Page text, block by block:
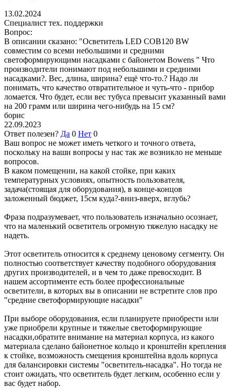
13.02.2024
Специалист тех. поддержки
Вопрос:
В описании сказано: "Осветитель LED COB120 BW
совместим со всеми небольшими и средними
светоформирующими насадками с байонетом Bowens " Что
производители понимают под небольшими и средними
насадками?. Вес, длина, ширина? ещё что-то.? Надо ли
понимать, что качество отвратительное и чуть-что - прибор
ломается. Что будет, если вес тубуса превысит указанный вами
на 200 грамм или ширина чего-нибудь на 15 см?
борис
22.09.2023
Ответ полезен? Да 0 Нет 0
Ваш вопрос не может иметь четкого и точного ответа,
поскольку на ваши вопросы у нас так же возникло не меньше
вопросов.
В каком помещении, на какой стойке, при каких
температурных условиях, опытность пользователя,
задача(стоящая для оборудования), в конце-концов
заложенный бюджет, 15см куда?-вниз-вверх, вглубь?
Фраза подразумевает, что пользователь изначально осознает,
что на маленький осветитель огромную тяжелую насадку не
надеть.
Этот осветитель относится к среднему ценовому сегменту. Он
полностью соответствует качеству подобного оборудования
других производителей, и в чем то даже превосходит. В
нашем ассортименте есть более профессиональные
осветители, в которых вы в описании не встретите слов про
"средние светоформирующие насадки"
При выборе оборудования, если планируете приобрести или
уже приобрели крупные и тяжелые светоформирующие
насадки,обратите внимание на материал корпуса, из какого
материала сделано байонетное кольцо и кронштейн крепления
к стойке, возможность смещения кронштейна вдоль корпуса
для балансировки системы "осветитель-насадка". Но тогда не
стоит ожидать, что осветитель будет легким, особенно если у
вас будет набор.